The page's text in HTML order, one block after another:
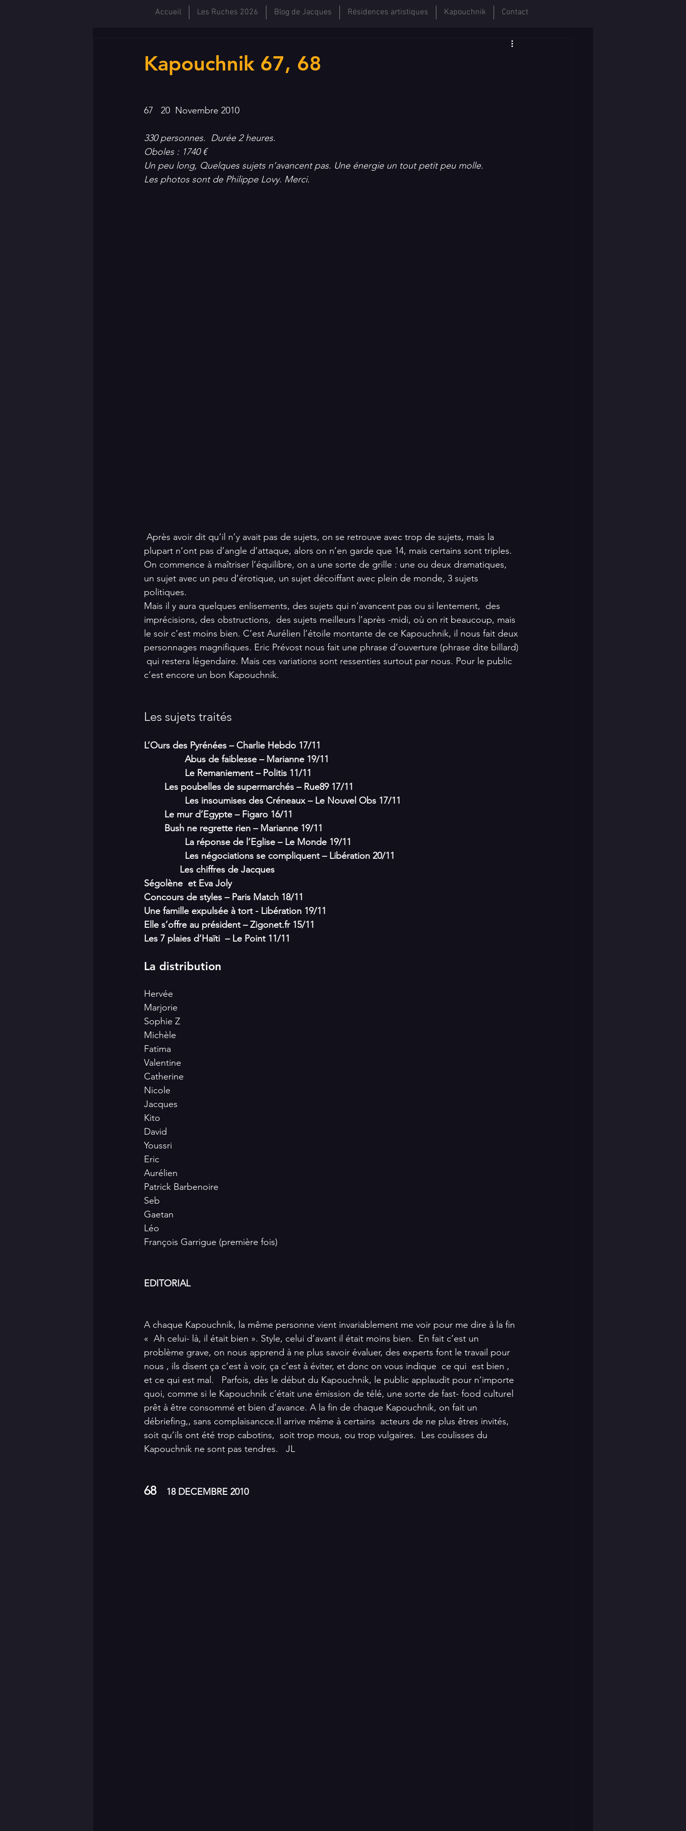
Kapouchnik 67, 68
67   20  Novembre 2010
330 personnes.  Durée 2 heures.
Oboles : 1740 €
Un peu long, Quelques sujets n’avancent pas. Une énergie un tout petit peu molle.
Les photos sont de Philippe Lovy. Merci.
plupart n’ont pas d’angle d’attaque, alors on n’en garde que 14, mais certains sont triples.
On commence à maîtriser l’équilibre, on a une sorte de grille : une ou deux dramatiques,
un sujet avec un peu d’érotique, un sujet décoiffant avec plein de monde, 3 sujets
politiques.
Mais il y aura quelques enlisements, des sujets qui n’avancent pas ou si lentement,  des
imprécisions, des obstructions,  des sujets meilleurs l’après -midi, où on rit beaucoup, mais
le soir c’est moins bien. C’est Aurélien l’étoile montante de ce Kapouchnik, il nous fait deux
personnages magnifiques. Eric Prévost nous fait une phrase d’ouverture (phrase dite billard)
qui restera légendaire. Mais ces variations sont ressenties surtout par nous. Pour le public
c’est encore un bon Kapouchnik.
Les sujets traités
L’Ours des Pyrénées – Charlie Hebdo 17/11
Abus de faiblesse – Marianne 19/11
  		Le Remaniement – Politis 11/11
Les poubelles de supermarchés – Rue89 17/11
Les insoumises des Créneaux – Le Nouvel Obs 17/11
Le mur d’Egypte – Figaro 16/11
Bush ne regrette rien – Marianne 19/11
  		La réponse de l’Eglise – Le Monde 19/11
Les négociations se compliquent – Libération 20/11
	      Les chiffres de Jacques
Ségolène  et Eva Joly
Concours de styles – Paris Match 18/11
Une famille expulsée à tort - Libération 19/11
Elle s’offre au président – Zigonet.fr 15/11
Les 7 plaies d’Haïti  – Le Point 11/11
La distribution
Hervée
Marjorie
Sophie Z
Michèle
Fatima
Valentine
Catherine
Nicole
Jacques
Kito
David
Youssri
Eric
Aurélien
Patrick Barbenoire
Seb
Gaetan
Léo
François Garrigue (première fois)
EDITORIAL
A chaque Kapouchnik, la même personne vient invariablement me voir pour me dire à la fin
«  Ah celui- là, il était bien ». Style, celui d’avant il était moins bien.  En fait c’est un
problème grave, on nous apprend à ne plus savoir évaluer, des experts font le travail pour
nous , ils disent ça c’est à voir, ça c’est à éviter, et donc on vous indique  ce qui  est bien ,
et ce qui est mal.   Parfois, dès le début du Kapouchnik, le public applaudit pour n’importe
quoi, comme si le Kapouchnik c’était une émission de télé, une sorte de fast- food culturel
prêt à être consommé et bien d’avance. A la fin de chaque Kapouchnik, on fait un
débriefing,, sans complaisancce.Il arrive même à certains  acteurs de ne plus êtres invités,
soit qu’ils ont été trop cabotins,  soit trop mous, ou trop vulgaires.  Les coulisses du
Kapouchnik ne sont pas tendres.   JL
68
    18 DECEMBRE 2010
Accueil Les Ruches 2026 Blog de Jacques Résidences artistiques Kapouchnik Contact